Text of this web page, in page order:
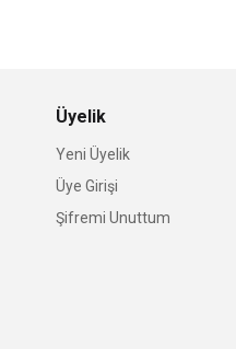
Üyelik
Yeni Üyelik
Üye Girişi
Şifremi Unuttum